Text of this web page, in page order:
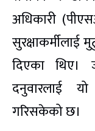
अधिकारी
सुरक्षाकर्मीलाई
दिएका थिए।
दनुवारलाई
गरिसकेको छ।